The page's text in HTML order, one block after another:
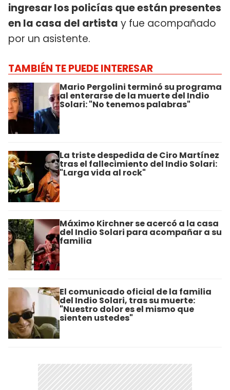
ingresar los policías que están presentes
en la casa del artista y fue acompañado
por un asistente.
TAMBIÉN TE PUEDE INTERESAR
Mario Pergolini terminó su programa
al enterarse de la muerte del Indio
Solari: "No tenemos palabras"
La triste despedida de Ciro Martínez
tras el fallecimiento del Indio Solari:
"Larga vida al rock"
Máximo Kirchner se acercó a la casa
del Indio Solari para acompañar a su
familia
El comunicado oficial de la familia
del Indio Solari, tras su muerte:
"Nuestro dolor es el mismo que
sienten ustedes"